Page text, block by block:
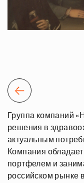
Группа компаний
решения в
актуальным
Компания
портфелем и
российском рынке